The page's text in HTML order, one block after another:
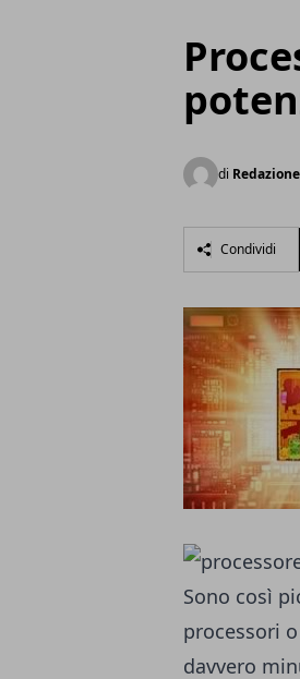
di Redazione
Condividi
Sono così
processori
davvero